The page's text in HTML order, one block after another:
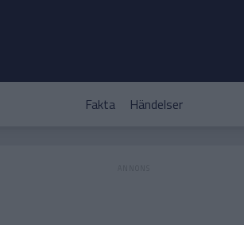
Fakta Händelser